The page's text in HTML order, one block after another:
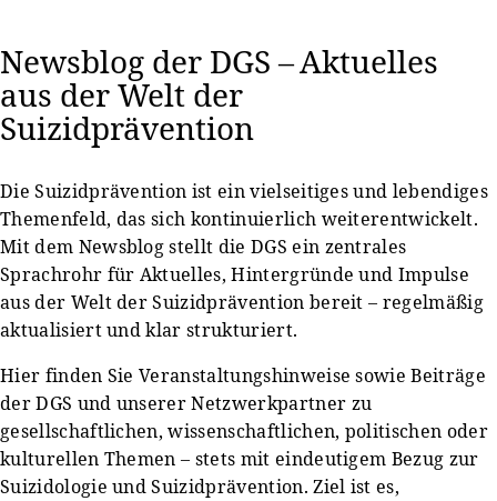
Newsblog der DGS – Aktuelles
aus der Welt der
Suizidprävention
Die Suizidprävention ist ein vielseitiges und lebendiges
Themenfeld, das sich kontinuierlich weiterentwickelt.
Mit dem Newsblog stellt die DGS ein zentrales
Sprachrohr für Aktuelles, Hintergründe und Impulse
aus der Welt der Suizidprävention bereit – regelmäßig
aktualisiert und klar strukturiert.
Hier finden Sie Veranstaltungshinweise sowie Beiträge
der DGS und unserer Netzwerkpartner zu
gesellschaftlichen, wissenschaftlichen, politischen oder
kulturellen Themen – stets mit eindeutigem Bezug zur
Suizidologie und Suizidprävention. Ziel ist es,